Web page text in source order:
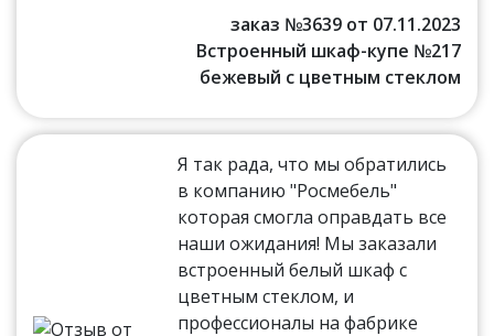
заказ №3639 от 07.11.2023
Встроенный шкаф-купе №217
бежевый с цветным стеклом
Я так рада, что мы обратились
в компанию "Росмебель"
которая смогла оправдать все
наши ожидания! Мы заказали
встроенный белый шкаф с
цветным стеклом, и
профессионалы на фабрике